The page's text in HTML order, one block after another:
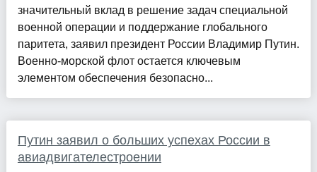
значительный вклад в решение задач специальной
военной операции и поддержание глобального
паритета, заявил президент России Владимир Путин.
Военно-морской флот остается ключевым
элементом обеспечения безопасно...
Путин заявил о больших успехах России в
авиадвигателестроении